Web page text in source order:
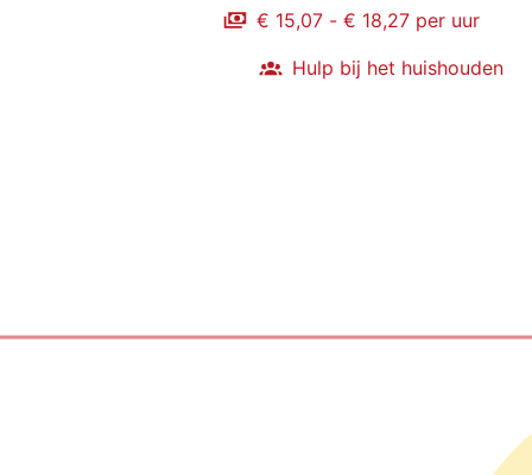
€ 15,07 - € 18,27 per uur
Hulp bij het huishouden